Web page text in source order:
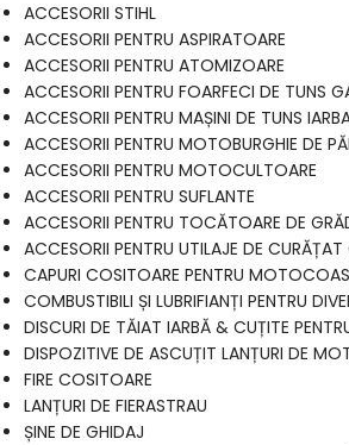
ACCESORII STIHL
ACCESORII PENTRU ASPIRATOARE
ACCESORII PENTRU ATOMIZOARE
ACCESORII PENTRU FOARFECI DE TUNS
ACCESORII PENTRU MAȘINI DE TUNS
ACCESORII PENTRU MOTOBURGHIE DE
ACCESORII PENTRU MOTOCULTOARE
ACCESORII PENTRU SUFLANTE
ACCESORII PENTRU TOCĂTOARE DE
ACCESORII PENTRU UTILAJE DE CURĂȚAT
CAPURI COSITOARE PENTRU
COMBUSTIBILI ȘI LUBRIFIANȚI PENTRU
DISCURI DE TĂIAT IARBĂ & CUȚITE
DISPOZITIVE DE ASCUȚIT LANȚURI DE
FIRE COSITOARE
LANȚURI DE FIERASTRAU
ȘINE DE GHIDAJ